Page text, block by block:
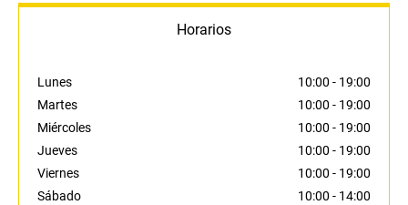
Horarios
Lunes 10:00 - 19:00
Martes
10:00 - 19:00
Miércoles
10:00 - 19:00
Jueves
10:00 - 19:00
Viernes
10:00 - 19:00
Sábado
10:00 - 14:00